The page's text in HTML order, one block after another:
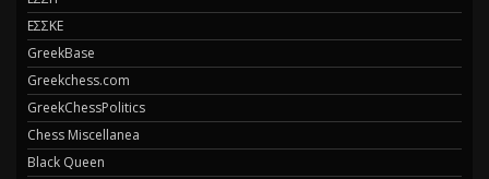
ΕΣΣΚΕ
GreekBase
Greekchess.com
GreekChessPolitics
Chess Miscellanea
Black Queen